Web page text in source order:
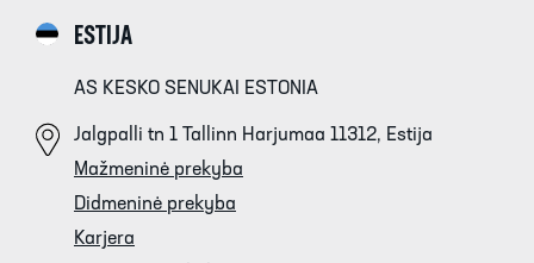
ESTIJA
AS KESKO SENUKAI ESTONIA
Jalgpalli tn 1 Tallinn Harjumaa 11312, Estija
Mažmeninė prekyba
Didmeninė prekyba
Karjera